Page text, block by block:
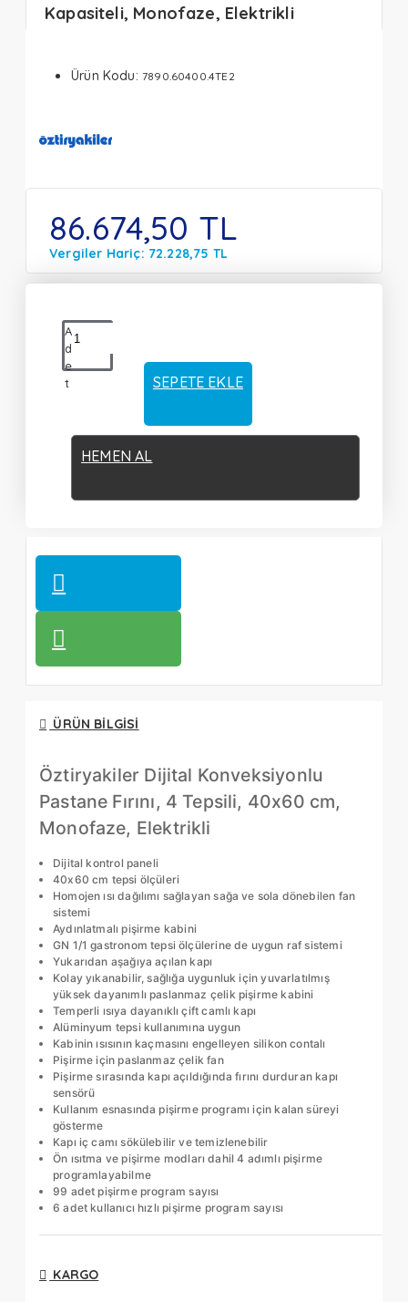
Kapasiteli, Monofaze, Elektrikli
Ürün Kodu: 7890.60400.4TE2
86.674,50 TL
Vergiler Hariç: 72.228,75 TL
A
d
e
t
SEPETE EKLE
HEMEN AL
ÜRÜN BILGISI
Öztiryakiler Dijital Konveksiyonlu
Pastane Fırını, 4 Tepsili, 40x60 cm,
Monofaze, Elektrikli
Dijital kontrol paneli
40x60 cm tepsi ölçüleri
Homojen ısı dağılımı sağlayan sağa ve sola dönebilen fan
sistemi
Aydınlatmalı pişirme kabini
GN 1/1 gastronom tepsi ölçülerine de uygun raf sistemi
Yukarıdan aşağıya açılan kapı
Kolay yıkanabilir, sağlığa uygunluk için yuvarlatılmış
yüksek dayanımlı paslanmaz çelik pişirme kabini
Temperli ısıya dayanıklı çift camlı kapı
Alüminyum tepsi kullanımına uygun
Kabinin ısısının kaçmasını engelleyen silikon contalı
Pişirme için paslanmaz çelik fan
Pişirme sırasında kapı açıldığında fırını durduran kapı
sensörü
Kullanım esnasında pişirme programı için kalan süreyi
gösterme
Kapı iç camı sökülebilir ve temizlenebilir
Ön ısıtma ve pişirme modları dahil 4 adımlı pişirme
programlayabilme
99 adet pişirme program sayısı
6 adet kullanıcı hızlı pişirme program sayısı
KARGO